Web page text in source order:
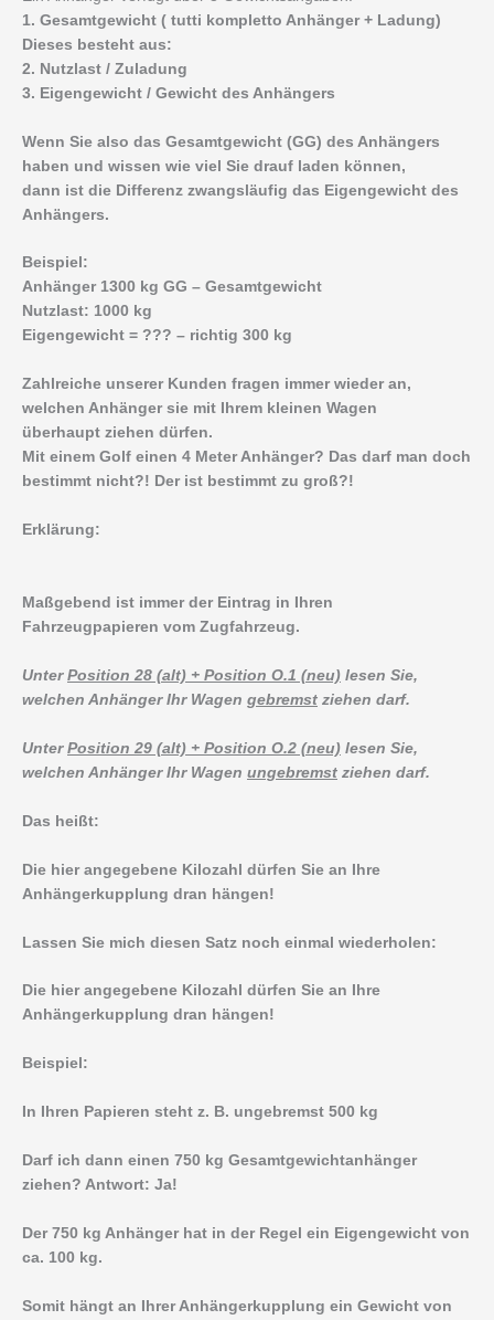
1. Gesamtgewicht ( tutti kompletto Anhänger + Ladung)
Dieses besteht aus:
2. Nutzlast / Zuladung
3. Eigengewicht / Gewicht des Anhängers
Wenn Sie also das Gesamtgewicht (GG) des Anhängers
haben und wissen wie viel Sie drauf laden können,
dann ist die Differenz zwangsläufig das Eigengewicht des
Anhängers.
Beispiel:
Anhänger 1300 kg GG – Gesamtgewicht
Nutzlast: 1000 kg
Eigengewicht = ??? – richtig 300 kg
Zahlreiche unserer Kunden fragen immer wieder an,
welchen Anhänger sie mit Ihrem kleinen Wagen
überhaupt ziehen dürfen.
Mit einem Golf einen 4 Meter Anhänger? Das darf man doch
bestimmt nicht?! Der ist bestimmt zu groß?!
Erklärung:
Maßgebend ist immer der Eintrag in Ihren
Fahrzeugpapieren vom Zugfahrzeug.
Unter Position 28 (alt) + Position O.1 (neu) lesen Sie,
welchen Anhänger Ihr Wagen gebremst ziehen darf.
Unter Position 29 (alt) + Position O.2 (neu) lesen Sie,
welchen Anhänger Ihr Wagen ungebremst ziehen darf.
Das heißt:
Die hier angegebene Kilozahl dürfen Sie an Ihre
Anhängerkupplung dran hängen!
Lassen Sie mich diesen Satz noch einmal wiederholen:
Die hier angegebene Kilozahl dürfen Sie an Ihre
Anhängerkupplung dran hängen!
Beispiel:
In Ihren Papieren steht z. B. ungebremst 500 kg
Darf ich dann einen 750 kg Gesamtgewichtanhänger
ziehen? Antwort: Ja!
Der 750 kg Anhänger hat in der Regel ein Eigengewicht von
ca. 100 kg.
Somit hängt an Ihrer Anhängerkupplung ein Gewicht von